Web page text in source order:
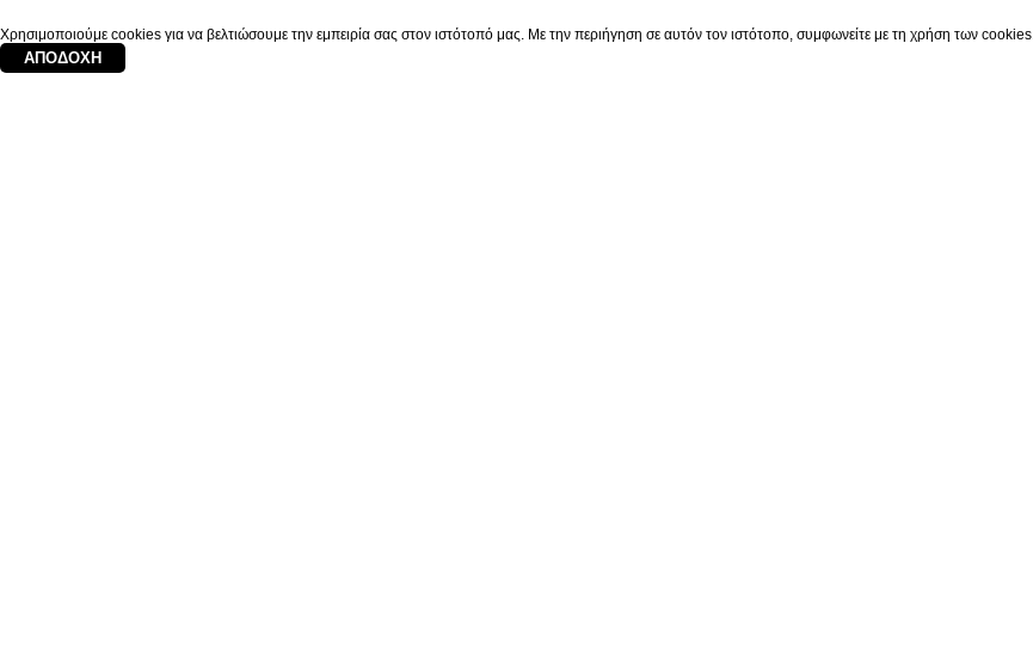
Χρησιμοποιούμε cookies για να βελτιώσουμε την εμπειρία σας στον ιστότοπό μας. Με την περιήγηση σε αυτόν τον ιστότοπο, συμφωνείτε με τη χρήση των cookies.
ΑΠΟΔΟΧΉ